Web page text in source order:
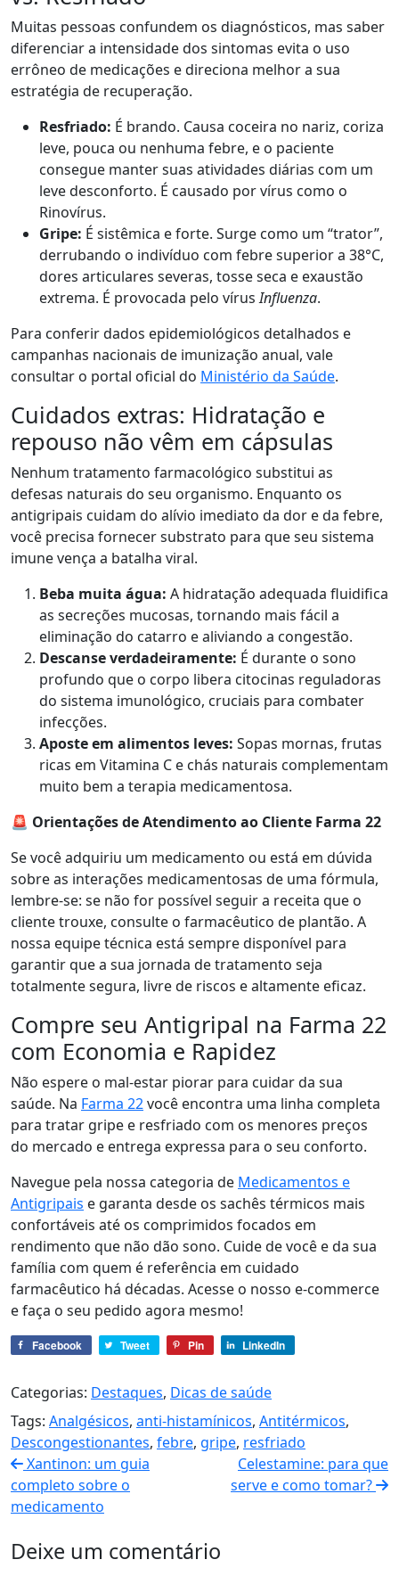
Muitas pessoas confundem os diagnósticos, mas saber
diferenciar a intensidade dos sintomas evita o uso
errôneo de medicações e direciona melhor a sua
estratégia de recuperação.
Resfriado: É brando. Causa coceira no nariz, coriza
leve, pouca ou nenhuma febre, e o paciente
consegue manter suas atividades diárias com um
leve desconforto. É causado por vírus como o
Rinovírus.
Gripe: É sistêmica e forte. Surge como um “trator”,
derrubando o indivíduo com febre superior a 38°C,
dores articulares severas, tosse seca e exaustão
extrema. É provocada pelo vírusInfluenza.
Para conferir dados epidemiológicos detalhados e
campanhas nacionais de imunização anual, vale
consultar o portal oficial do Ministério da Saúde.
Cuidados extras: Hidratação e
repouso não vêm em cápsulas
Nenhum tratamento farmacológico substitui as
defesas naturais do seu organismo. Enquanto os
antigripais cuidam do alívio imediato da dor e da febre,
você precisa fornecer substrato para que seu sistema
imune vença a batalha viral.
Beba muita água: A hidratação adequada fluidifica
as secreções mucosas, tornando mais fácil a
eliminação do catarro e aliviando a congestão.
Descanse verdadeiramente: É durante o sono
profundo que o corpo libera citocinas reguladoras
do sistema imunológico, cruciais para combater
infecções.
Aposte em alimentos leves: Sopas mornas, frutas
ricas em Vitamina C e chás naturais complementam
muito bem a terapia medicamentosa.
🚨 Orientações de Atendimento ao Cliente Farma 22
Se você adquiriu um medicamento ou está em dúvida
sobre as interações medicamentosas de uma fórmula,
lembre-se: se não for possível seguir a receita que o
cliente trouxe, consulte o farmacêutico de plantão. A
nossa equipe técnica está sempre disponível para
garantir que a sua jornada de tratamento seja
totalmente segura, livre de riscos e altamente eficaz.
Compre seu Antigripal na Farma 22
com Economia e Rapidez
Não espere o mal-estar piorar para cuidar da sua
saúde. Na Farma 22você encontra uma linha completa
para tratar gripe e resfriado com os menores preços
do mercado e entrega expressa para o seu conforto.
Navegue pela nossa categoria de Medicamentos e
Antigripais e garanta desde os sachês térmicos mais
confortáveis até os comprimidos focados em
rendimento que não dão sono. Cuide de você e da sua
família com quem é referência em cuidado
farmacêutico há décadas. Acesse o nosso e-commerce
e faça o seu pedido agora mesmo!
Facebook Tweet Pin LinkedIn
Categorias: Destaques, Dicas de saúde
Tags: Analgésicos, anti-histamínicos, Antitérmicos,
Descongestionantes, febre, gripe, resfriado
Xantinon: um guia
completo sobre o
medicamento
Celestamine: para que
serve e como tomar?
Deixe um comentário